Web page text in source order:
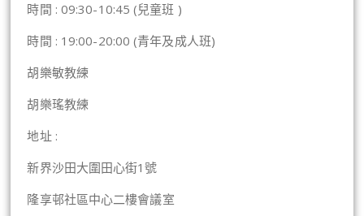
時間 : 09:30-10:45 (兒童班 )
時間 : 19:00-20:00 (青年及成人班)
胡樂敏教練
胡樂瑤教練
地址 :
新界沙田大圍田心街1號
隆享邨社區中心二樓會議室